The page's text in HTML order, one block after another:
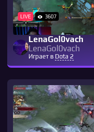
LIVE 3607
LenaGol0vach
LenaGol0vach
Играет в Dota 2